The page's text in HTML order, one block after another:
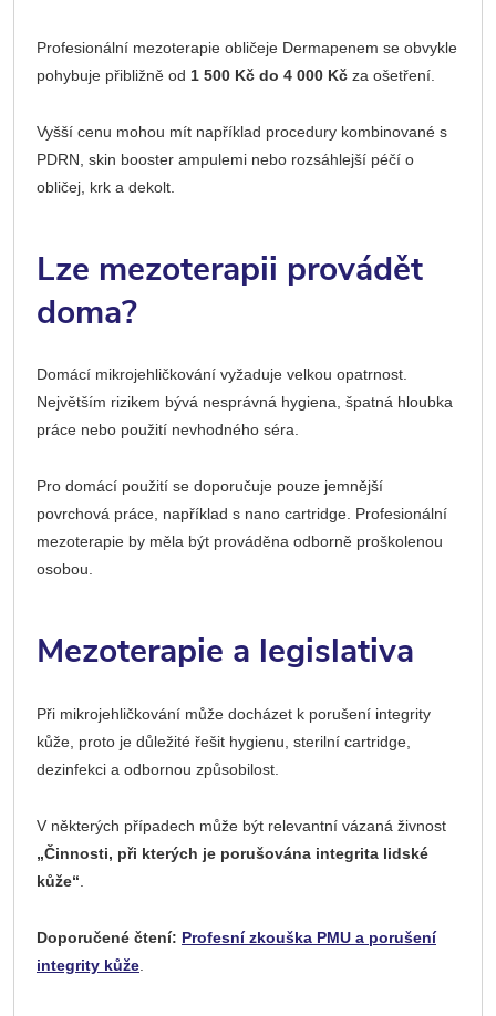
Profesionální mezoterapie obličeje Dermapenem se obvykle
pohybuje přibližně od 1 500 Kč do 4 000 Kč za ošetření.
Vyšší cenu mohou mít například procedury kombinované s
PDRN, skin booster ampulemi nebo rozsáhlejší péčí o
obličej, krk a dekolt.
Lze mezoterapii provádět
doma?
Domácí mikrojehličkování vyžaduje velkou opatrnost.
Největším rizikem bývá nesprávná hygiena, špatná hloubka
práce nebo použití nevhodného séra.
Pro domácí použití se doporučuje pouze jemnější
povrchová práce, například s nano cartridge. Profesionální
mezoterapie by měla být prováděna odborně proškolenou
osobou.
Mezoterapie a legislativa
Při mikrojehličkování může docházet k porušení integrity
kůže, proto je důležité řešit hygienu, sterilní cartridge,
dezinfekci a odbornou způsobilost.
V některých případech může být relevantní vázaná živnost
„Činnosti, při kterých je porušována integrita lidské
kůže“.
Doporučené čtení: Profesní zkouška PMU a porušení
integrity kůže.